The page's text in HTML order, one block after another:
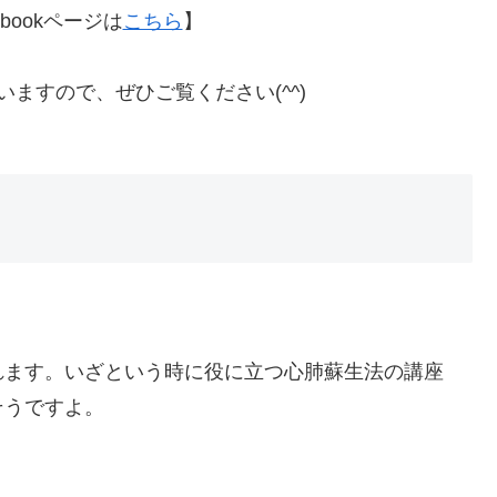
ページはこちら 】
ますので、ぜひご覧ください(^^)
す。いざという時に役に立つ心肺蘇生法の講座
ですよ。